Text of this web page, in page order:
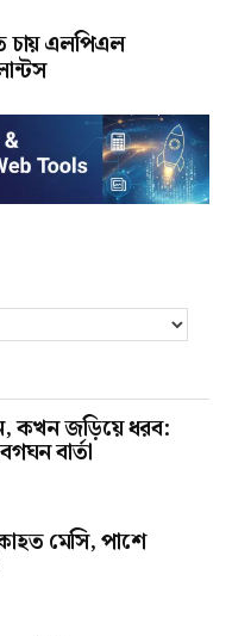
চায় এলপিএল
কখন জড়িয়ে ধরব:
বার্তা
মেসি, পাশে